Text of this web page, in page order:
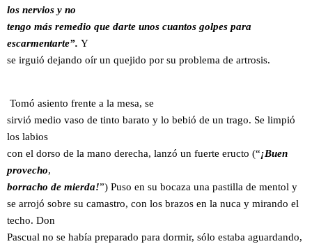
los nervios y no
tengo más remedio que darte unos cuantos golpes para
escarmentarte”. Y
se irguió dejando oír un quejido por su problema de artrosis.
Tomó asiento frente a la mesa, se
sirvió medio vaso de tinto barato y lo bebió de un trago. Se limpió
los labios
con el dorso de la mano derecha, lanzó un fuerte eructo (“¡Buen
provecho,
borracho de mierda!”) Puso en su bocaza una pastilla de mentol y
se arrojó sobre su camastro, con los brazos en la nuca y mirando el
techo. Don
Pascual no se había preparado para dormir, sólo estaba aguardando,